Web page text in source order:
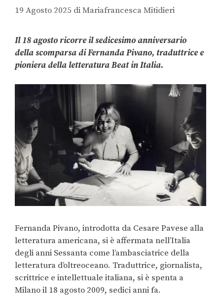
19 Agosto 2025 diMariafrancesca Mitidieri
Il 18 agosto ricorre il sedicesimo anniversario
della scomparsa di Fernanda Pivano, traduttrice e
pioniera della letteratura Beat in Italia.
Fernanda Pivano, introdotta da Cesare Pavese alla
letteratura americana, si è affermata nell’Italia
degli anni Sessanta come l’ambasciatrice della
letteratura d’oltreoceano. Traduttrice, giornalista,
scrittrice e intellettuale italiana, si è spenta a
Milano il 18 agosto 2009, sedici anni fa.